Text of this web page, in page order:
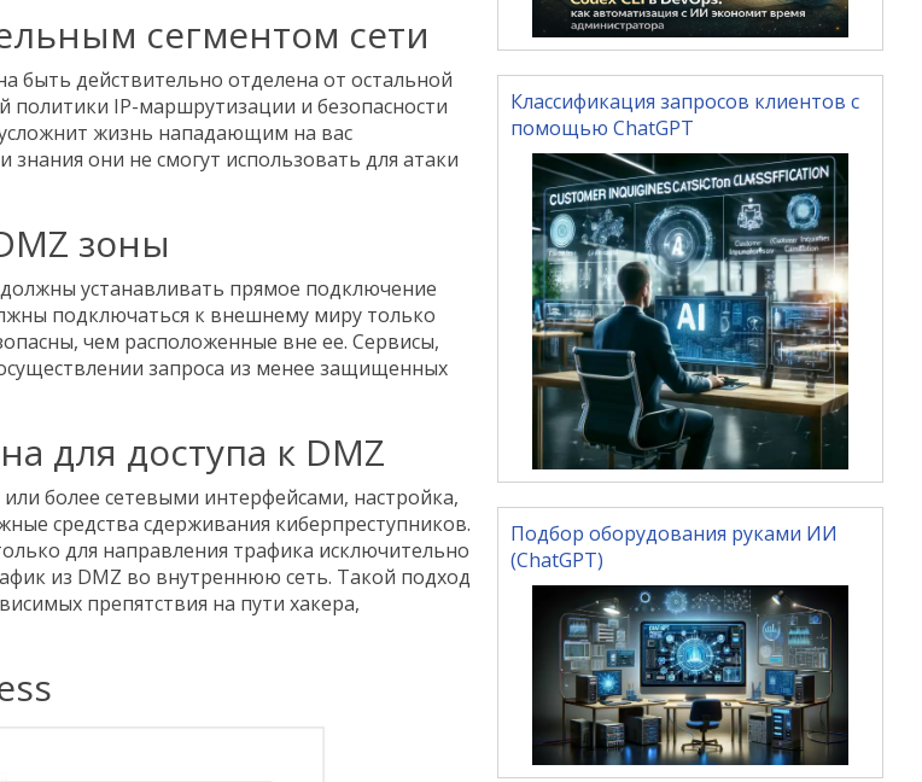
сегментом сети
быть действительно отделена от остальной
IP-маршрутизации и безопасности
жизнь нападающим на вас
они не смогут использовать для атаки
зоны
устанавливать прямое подключение
подключаться к внешнему миру только
чем расположенные вне ее. Сервисы,
запроса из менее защищенных
для доступа к DMZ
более сетевыми интерфейсами, настройка,
средства сдерживания киберпреступников.
для направления трафика исключительно
из DMZ во внутреннюю сеть. Такой подход
препятствия на пути хакера,
Классификация запросов клиентов с
помощью ChatGPT
Подбор оборудования руками ИИ
(ChatGPT)